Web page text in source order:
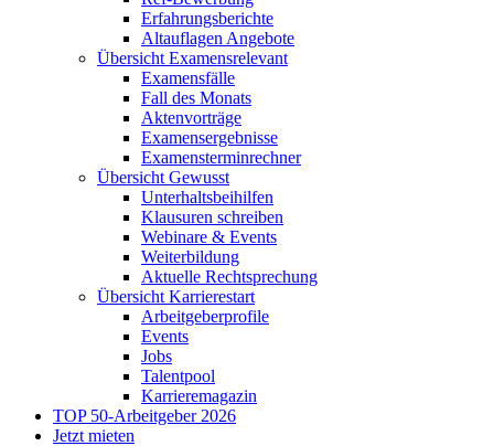
Erfahrungsberichte
Altauflagen Angebote
Übersicht Examensrelevant
Examensfälle
Fall des Monats
Aktenvorträge
Examensergebnisse
Examensterminrechner
Übersicht Gewusst
Unterhaltsbeihilfen
Klausuren schreiben
Webinare & Events
Weiterbildung
Aktuelle Rechtsprechung
Übersicht Karrierestart
Arbeitgeberprofile
Events
Jobs
Talentpool
Karrieremagazin
TOP 50-Arbeitgeber 2026
Jetzt mieten